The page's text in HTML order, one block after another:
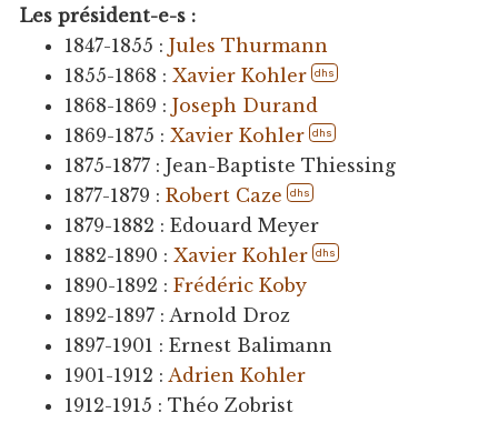
Les président-e-s :
1847-1855 : Jules Thurmann
1855-1868 : Xavier Kohler dhs
1868-1869 : Joseph Durand
1869-1875 : Xavier Kohler dhs
1875-1877 : Jean-Baptiste Thiessing
1877-1879 : Robert Caze dhs
1879-1882 : Edouard Meyer
1882-1890 : Xavier Kohler dhs
1890-1892 : Frédéric Koby
1892-1897 : Arnold Droz
1897-1901 : Ernest Balimann
1901-1912 : Adrien Kohler
1912-1915 : Théo Zobrist